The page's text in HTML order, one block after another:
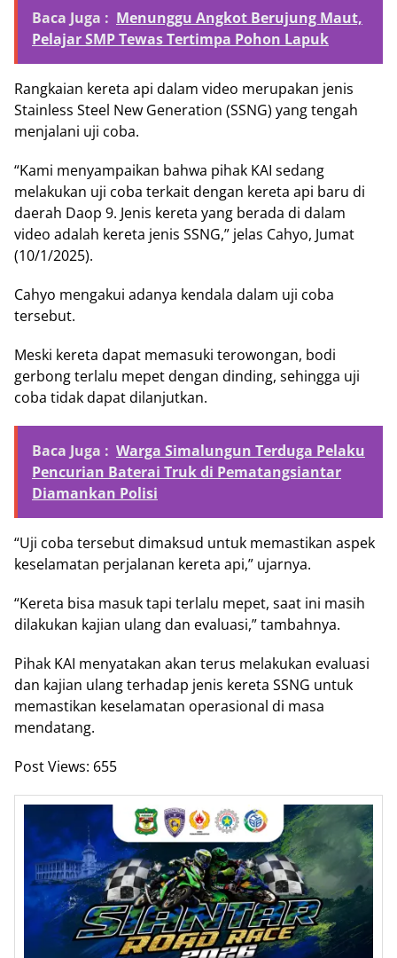
Baca Juga : Menunggu Angkot Berujung Maut,
Pelajar SMP Tewas Tertimpa Pohon Lapuk
Rangkaian kereta api dalam video merupakan jenis
Stainless Steel New Generation (SSNG) yang tengah
menjalani uji coba.
“Kami menyampaikan bahwa pihak KAI sedang
melakukan uji coba terkait dengan kereta api baru di
daerah Daop 9. Jenis kereta yang berada di dalam
video adalah kereta jenis SSNG,” jelas Cahyo, Jumat
(10/1/2025).
Cahyo mengakui adanya kendala dalam uji coba
tersebut.
Meski kereta dapat memasuki terowongan, bodi
gerbong terlalu mepet dengan dinding, sehingga uji
coba tidak dapat dilanjutkan.
Baca Juga : Warga Simalungun Terduga Pelaku
Pencurian Baterai Truk di Pematangsiantar
Diamankan Polisi
“Uji coba tersebut dimaksud untuk memastikan aspek
keselamatan perjalanan kereta api,” ujarnya.
“Kereta bisa masuk tapi terlalu mepet, saat ini masih
dilakukan kajian ulang dan evaluasi,” tambahnya.
Pihak KAI menyatakan akan terus melakukan evaluasi
dan kajian ulang terhadap jenis kereta SSNG untuk
memastikan keselamatan operasional di masa
mendatang.
Post Views: 655